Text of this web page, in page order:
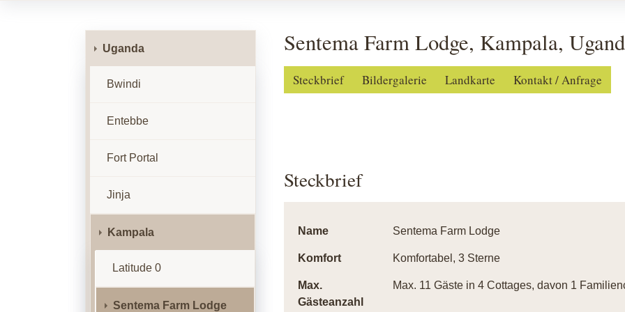
Sentema Farm Lodge, Kampala,
Steckbrief Bildergalerie Landkarte Kontakt / Anfrage
Steckbrief
Name Sentema Farm Lodge
Komfort Komfortabel, 3 Sterne
Max.
Gästeanzahl
Max. 11 Gäste in 4 Cottages, davon 1
Uganda
Bwindi
Entebbe
Fort Portal
Jinja
Kampala
Latitude 0
Sentema Farm Lodge